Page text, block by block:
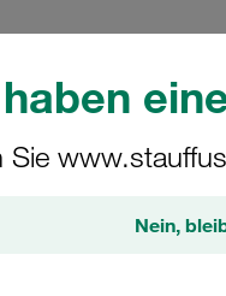
Sie
Nein,